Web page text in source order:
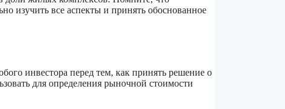
изучить все аспекты и принять обоснованное
инвестора перед тем, как принять решение о
для определения рыночной стоимости